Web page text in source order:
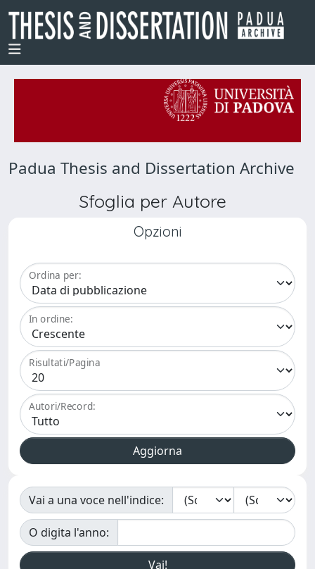
Padua Thesis and Dissertation Archive
Sfoglia per Autore
Opzioni
Ordina per:
In ordine:
Risultati/Pagina
Autori/Record:
Vai a una voce nell'indice:
O digita l'anno: